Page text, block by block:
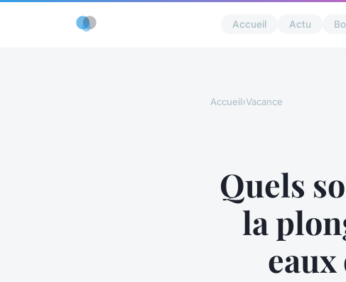
Accueil Actu
Accueil›Vacance
Quels
la